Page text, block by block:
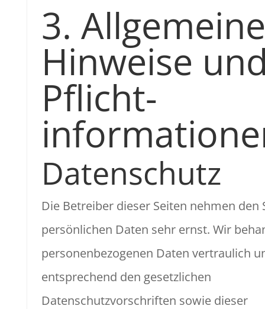
3. Allgemeine
Hinweise
Pflicht­
Datenschutz
Die Betreiber dieser Seiten nehmen den
persönlichen Daten sehr ernst. Wir
personenbezogenen Daten vertraulich
entsprechend den gesetzlichen
Datenschutzvorschriften sowie dieser